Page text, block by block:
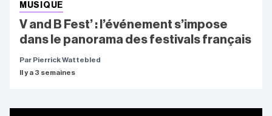
MUSIQUE
V and B Fest’ : l’événement s’impose
dans le panorama des festivals français
Par Pierrick Wattebled
Il y a 3 semaines